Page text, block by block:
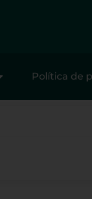
Política de